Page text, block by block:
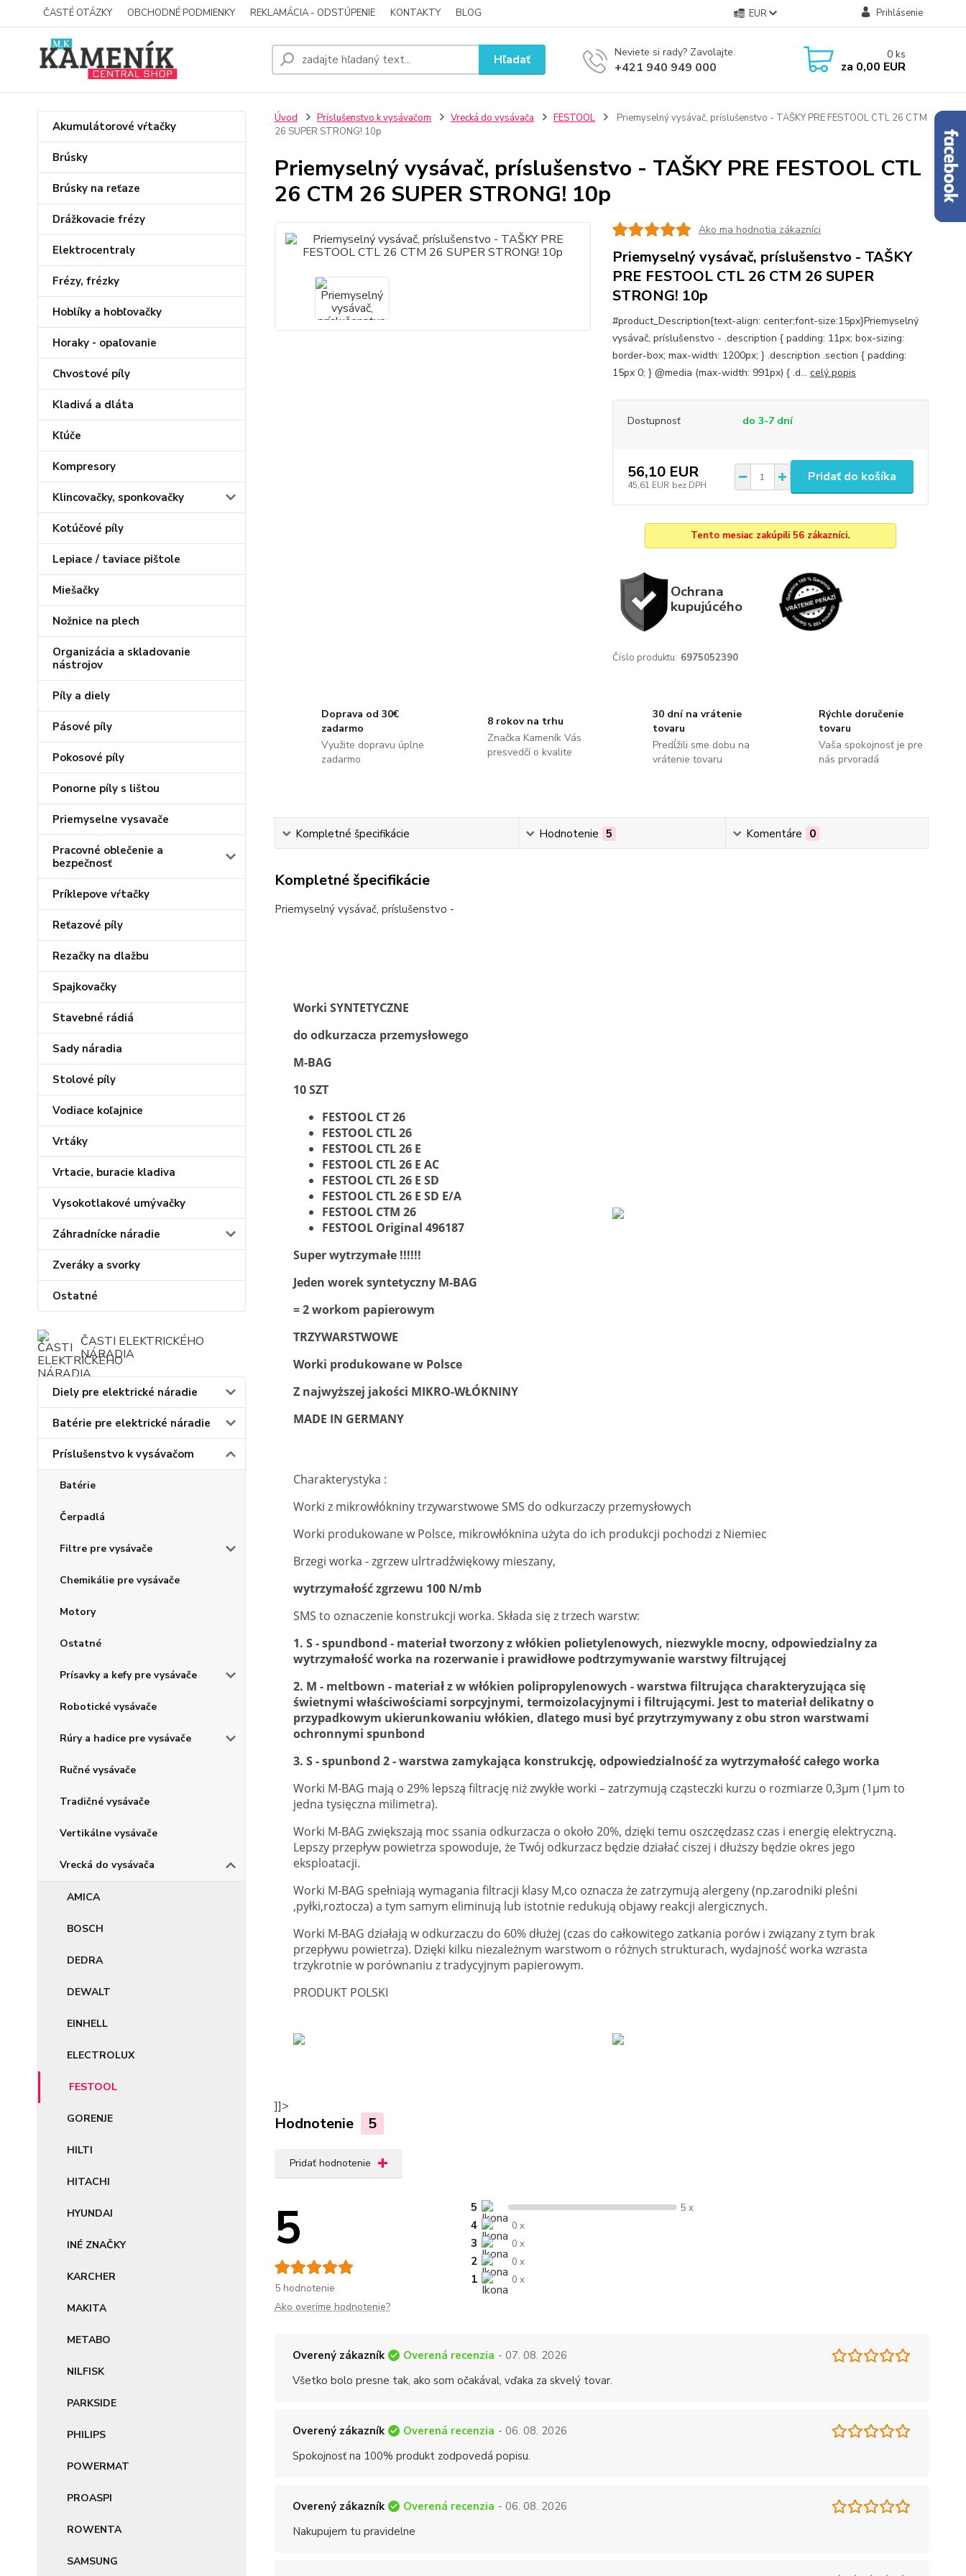
ČASTÉ OTÁZKY OBCHODNÉ PODMIENKY REKLAMÁCIA - ODSTÚPENIE KONTAKTY BLOG EUR Prihlásenie
Hľadať Neviete si rady? Zavolajte.
+421 940 949 000
0 ks
za 0,00 EUR
Akumulátorové vŕtačky
Brúsky
Brúsky na reťaze
Drážkovacie frézy
Elektrocentraly
Frézy, frézky
Hoblíky a hobľovačky
Horaky - opaľovanie
Chvostové píly
Kladivá a dláta
Kľúče
Kompresory
Klincovačky, sponkovačky
Kotúčové píly
Lepiace / taviace pištole
Miešačky
Nožnice na plech
Organizácia a skladovanie
nástrojov
Píly a diely
Pásové píly
Pokosové píly
Ponorne píly s lištou
Priemyselne vysavače
Pracovné oblečenie a
bezpečnosť
Príklepove vŕtačky
Reťazové píly
Rezačky na dlažbu
Spajkovačky
Stavebné rádiá
Sady náradia
Stolové píly
Vodiace koľajnice
Vrtáky
Vrtacie, buracie kladiva
Vysokotlakové umývačky
Záhradnícke náradie
Zveráky a svorky
Ostatné
ČASTI ELEKTRICKÉHO
NÁRADIA
Diely pre elektrické náradie
Batérie pre elektrické náradie
Príslušenstvo k vysávačom
Batérie
Čerpadlá
Filtre pre vysávače
Chemikálie pre vysávače
Motory
Ostatné
Prísavky a kefy pre vysávače
Robotické vysávače
Rúry a hadice pre vysávače
Ručné vysávače
Tradičné vysávače
Vertikálne vysávače
Vrecká do vysávača
AMICA
BOSCH
DEDRA
DEWALT
EINHELL
ELECTROLUX
FESTOOL
GORENJE
HILTI
HITACHI
HYUNDAI
INÉ ZNAČKY
KARCHER
MAKITA
METABO
NILFISK
PARKSIDE
PHILIPS
POWERMAT
PROASPI
ROWENTA
SAMSUNG
Úvod Príslušenstvo k vysávačom Vrecká do vysávača FESTOOL
Priemyselný vysávač, príslušenstvo - TAŠKY PRE FESTOOL CTL 26 CTM
26 SUPER STRONG! 10p
Priemyselný vysávač, príslušenstvo - TAŠKY PRE FESTOOL CTL
26 CTM 26 SUPER STRONG! 10p
Ako ma hodnotia zákazníci
Priemyselný vysávač, príslušenstvo - TAŠKY
PRE FESTOOL CTL 26 CTM 26 SUPER
STRONG! 10p
#product_Description{text-align: center;font-size:15px}Priemyselný
vysávač, príslušenstvo - .description { padding: 11px; box-sizing:
border-box; max-width: 1200px; } .description .section { padding:
15px 0; } @media (max-width: 991px) { .d... celý popis
Dostupnosť do 3-7 dní
56,10 EUR
45,61 EUR bez DPH
Pridať do košíka
Tento mesiac zakúpili 56 zákazníci.
Ochrana
kupujúcého
Číslo produktu: 6975052390
Doprava od 30€
zadarmo
Využite dopravu úplne
zadarmo
8 rokov na trhu
Značka Kameník Vás
presvedčí o kvalite
30 dní na vrátenie
tovaru
Predĺžili sme dobu na
vrátenie tovaru
Rýchle doručenie
tovaru
Vaša spokojnosť je pre
nás prvoradá
Kompletné špecifikácie Hodnotenie 5 Komentáre 0
Kompletné špecifikácie
Priemyselný vysávač, príslušenstvo -
Worki SYNTETYCZNE
do odkurzacza przemysłowego
M-BAG
10 SZT
FESTOOL CT 26
FESTOOL CTL 26
FESTOOL CTL 26 E
FESTOOL CTL 26 E AC
FESTOOL CTL 26 E SD
FESTOOL CTL 26 E SD E/A
FESTOOL CTM 26
FESTOOL Original 496187
Super wytrzymałe !!!!!!
Jeden worek syntetyczny M-BAG
= 2 workom papierowym
TRZYWARSTWOWE
Worki produkowane w Polsce
Z najwyższej jakości MIKRO-WŁÓKNINY
MADE IN GERMANY
Charakterystyka :
Worki z mikrowłókniny trzywarstwowe SMS do odkurzaczy przemysłowych
Worki produkowane w Polsce, mikrowłóknina użyta do ich produkcji pochodzi z Niemiec
Brzegi worka - zgrzew ulrtradźwiękowy mieszany,
wytrzymałość zgrzewu 100 N/mb
SMS to oznaczenie konstrukcji worka. Składa się z trzech warstw:
1. S - spundbond - materiał tworzony z włókien polietylenowych, niezwykle mocny, odpowiedzialny za
wytrzymałość worka na rozerwanie i prawidłowe podtrzymywanie warstwy filtrującej
2. M - meltbown - materiał z w włókien polipropylenowych - warstwa filtrująca charakteryzująca się
świetnymi właściwościami sorpcyjnymi, termoizolacyjnymi i filtrującymi. Jest to materiał delikatny o
przypadkowym ukierunkowaniu włókien, dlatego musi być przytrzymywany z obu stron warstwami
ochronnymi spunbond
3. S - spunbond 2 - warstwa zamykająca konstrukcję, odpowiedzialność za wytrzymałość całego worka
Worki M-BAG mają o 29% lepszą filtrację niż zwykłe worki – zatrzymują cząsteczki kurzu o rozmiarze 0,3µm (1µm to
jedna tysięczna milimetra).
Worki M-BAG zwiększają moc ssania odkurzacza o około 20%, dzięki temu oszczędzasz czas i energię elektryczną.
Lepszy przepływ powietrza spowoduje, że Twój odkurzacz będzie działać ciszej i dłuższy będzie okres jego
eksploatacji.
Worki M-BAG spełniają wymagania filtracji klasy M,co oznacza że zatrzymują alergeny (np.zarodniki pleśni
,pyłki,roztocza) a tym samym eliminują lub istotnie redukują objawy reakcji alergicznych.
Worki M-BAG działają w odkurzaczu do 60% dłużej (czas do całkowitego zatkania porów i związany z tym brak
przepływu powietrza). Dzięki kilku niezależnym warstwom o różnych strukturach, wydajność worka wzrasta
trzykrotnie w porównaniu z tradycyjnym papierowym.
PRODUKT POLSKI
]]>
Hodnotenie 5
Pridať hodnotenie
5
5 hodnotenie
5 5 x
4 0 x
3 0 x
2 0 x
1 0 x
Ako overíme hodnotenie?
Overený zákazník Overená recenzia - 07. 08. 2026
Všetko bolo presne tak, ako som očakával, vďaka za skvelý tovar.
Overený zákazník Overená recenzia - 06. 08. 2026
Spokojnosť na 100% produkt zodpovedá popisu.
Overený zákazník Overená recenzia - 06. 08. 2026
Nakupujem tu pravidelne